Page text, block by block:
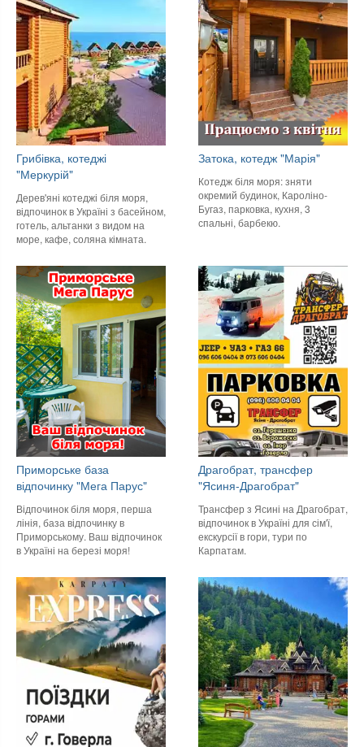
Грибівка, котеджі
"Меркурій"
Дерев'яні котеджі біля моря,
відпочинок в Україні з басейном,
готель, альтанки з видом на
море, кафе, соляна кімната.
Затока, котедж "Марія"
Котедж біля моря: зняти
окремий будинок, Кароліно-
Бугаз, парковка, кухня, 3
спальні, барбекю.
Приморське база
відпочинку "Мега Парус"
Відпочинок біля моря, перша
лінія, база відпочинку в
Приморському. Ваш відпочинок
в Україні на березі моря!
Драгобрат, трансфер
"Ясиня-Драгобрат"
Трансфер з Ясині на Драгобрат,
відпочинок в Україні для сім'ї,
екскурсії в гори, тури по
Карпатам.